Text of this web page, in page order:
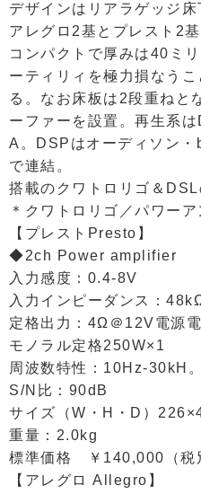
デザインはリアラゲッジ
アレグロ2基とプレスト2
コンパクトで厚みは40ミ
ーティリィを極力損なう
る。なお床板は2段重ねと
ーファーを設置。再生系
A。DSPはオーディソン
で連結。
搭載のクワトロリゴ＆DSL
＊クワトロリゴ／パワーア
【プレストPresto】
◆2ch Power amplifier
入力感度：0.4-8V
入力インピーダンス：
定格出力：4Ω＠12V電源
モノラル定格250W×1
周波数特性：10Hz-30kH。
S/N比：90dB
サイズ（W・H・D）
重量：2.0kg
標準価格 ￥140,000（税
【アレグロ Allegro】